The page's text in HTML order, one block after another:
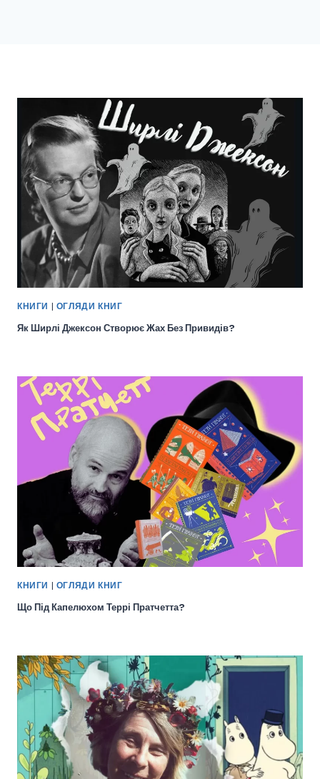
КНИГИ | ОГЛЯДИ КНИГ
Як Ширлі Джексон Створює Жах Без Привидів?
КНИГИ | ОГЛЯДИ КНИГ
Що Під Капелюхом Террі Пратчетта?